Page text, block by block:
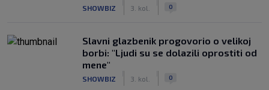
SHOWBIZ 3. kol. 0
Slavni glazbenik progovorio o velikoj
borbi: "Ljudi su se dolazili oprostiti od
mene"
SHOWBIZ 3. kol. 0